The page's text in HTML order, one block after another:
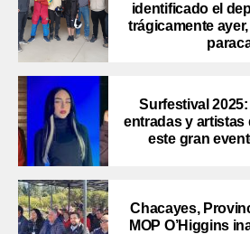
identificado el
trágicamente
Surfestival
entradas y artistas
este gran
Chacayes,
MOP O’Higgins